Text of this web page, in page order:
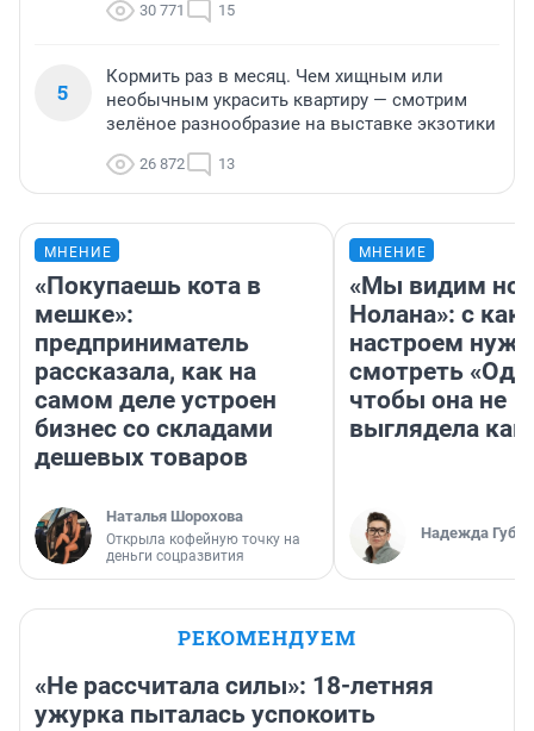
30 771 15
5
Кормить раз в месяц. Чем хищным или
необычным украсить квартиру — смотрим
зелёное разнообразие на выставке экзотики
26 872 13
МНЕНИЕ
«Покупаешь кота в
мешке»:
предприниматель
рассказала, как на
самом деле устроен
бизнес со складами
дешевых товаров
Наталья Шорохова
Открыла кофейную точку на
деньги соцразвития
МНЕНИЕ
«Мы видим
Нолана»: с
настроем
смотреть
чтобы она не
выглядела как
Надежда
РЕКОМЕНДУЕМ
«Не рассчитала силы»: 18-летняя
ужурка пыталась успокоить